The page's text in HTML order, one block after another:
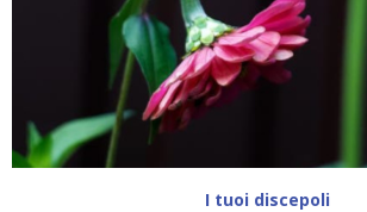
I tuoi discepoli